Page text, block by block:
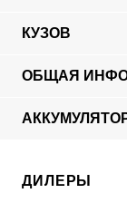
КУЗОВ
ОБЩАЯ
ДИЛЕРЫ